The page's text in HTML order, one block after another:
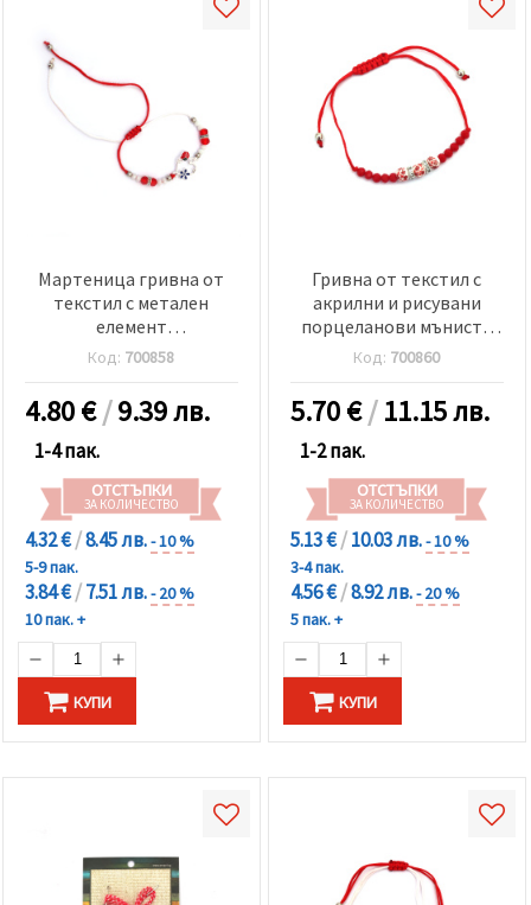
"бисквитки"
и кликнеш
бутона
"Запази"
бисквитките
Мартеница гривна от
текстил с метален
елемент
сърце,цвете,калинка,кристал
и акрилни мъниста -12
броя
Код: 700858
4.80€/9.39 лв.
1-4 пак.
ОТСТЪПКИ
ЗА КОЛИЧЕСТВО
4.32 €/8.45 лв.- 10 %
5-9 пак.
3.84 €/7.51 лв.- 20 %
10 пак. +
КУПИ
Гривна от текстил с
акрилни и рисувани
порцеланови мъниста
-12 броя
Код: 700860
5.70€/11.15 лв.
1-2 пак.
ОТСТЪПКИ
ЗА КОЛИЧЕСТВО
5.13 €/10.03 лв.- 10 %
3-4 пак.
4.56 €/8.92 лв.- 20 %
5 пак. +
КУПИ